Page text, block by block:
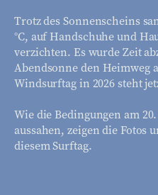
Trotz des Sonnenscheins
°C, auf Handschuhe und
verzichten. Es wurde Zeit
Abendsonne den Heimweg
Windsurftag in 2026 steht
Wie die Bedingungen am
aussahen, zeigen die Fotos
diesem Surftag.